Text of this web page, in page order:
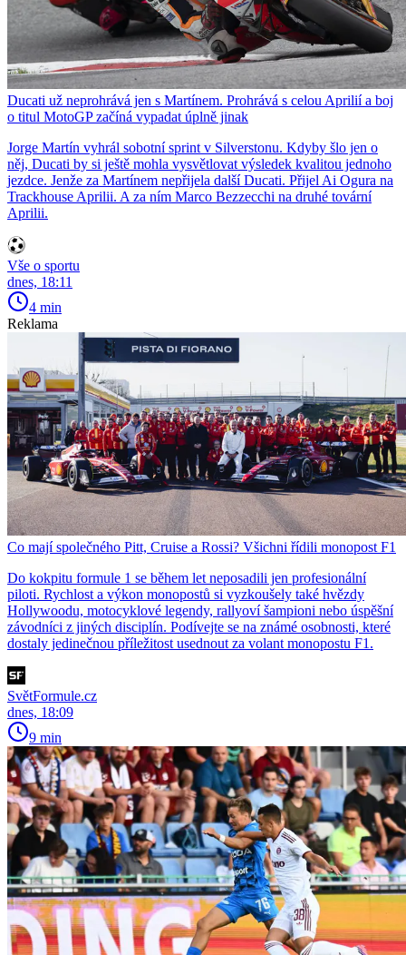
Ducati už neprohrává jen s Martínem. Prohrává s celou Aprilií a boj
o titul MotoGP začíná vypadat úplně jinak
Jorge Martín vyhrál sobotní sprint v Silverstonu. Kdyby šlo jen o
něj, Ducati by si ještě mohla vysvětlovat výsledek kvalitou jednoho
jezdce. Jenže za Martínem nepřijela další Ducati. Přijel Ai Ogura na
Trackhouse Aprilii. A za ním Marco Bezzecchi na druhé tovární
Aprilii.
Vše o sportu
dnes, 18:11
4 min
Reklama
Co mají společného Pitt, Cruise a Rossi? Všichni řídili monopost F1
Do kokpitu formule 1 se během let neposadili jen profesionální
piloti. Rychlost a výkon monopostů si vyzkoušely také hvězdy
Hollywoodu, motocyklové legendy, rallyoví šampioni nebo úspěšní
závodníci z jiných disciplín. Podívejte se na známé osobnosti, které
dostaly jedinečnou příležitost usednout za volant monopostu F1.
SvětFormule.cz
dnes, 18:09
9 min